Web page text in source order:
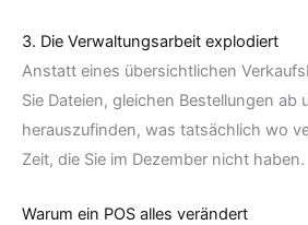
3. Die Verwaltungsarbeit explodiert
Anstatt eines übersichtlichen
Sie Dateien, gleichen Bestellungen ab
herauszufinden, was tatsächlich wo
Zeit, die Sie im Dezember nicht haben.
Warum ein POS alles verändert